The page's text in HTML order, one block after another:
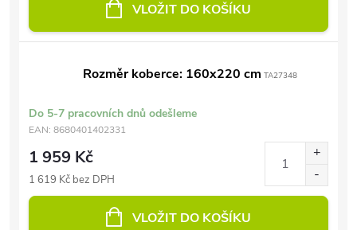
VLOŽIT DO KOŠÍKU
Rozměr koberce: 160x220 cm TA27348
Do 5-7 pracovních dnů odešleme
EAN: 8680401402331
1 959 Kč
1 619 Kč bez DPH
VLOŽIT DO KOŠÍKU